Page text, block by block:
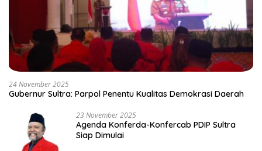
24 November 2025
Gubernur Sultra: Parpol Penentu Kualitas Demokrasi Daerah
23 November 2025
Agenda Konferda-Konfercab PDIP Sultra
Siap Dimulai